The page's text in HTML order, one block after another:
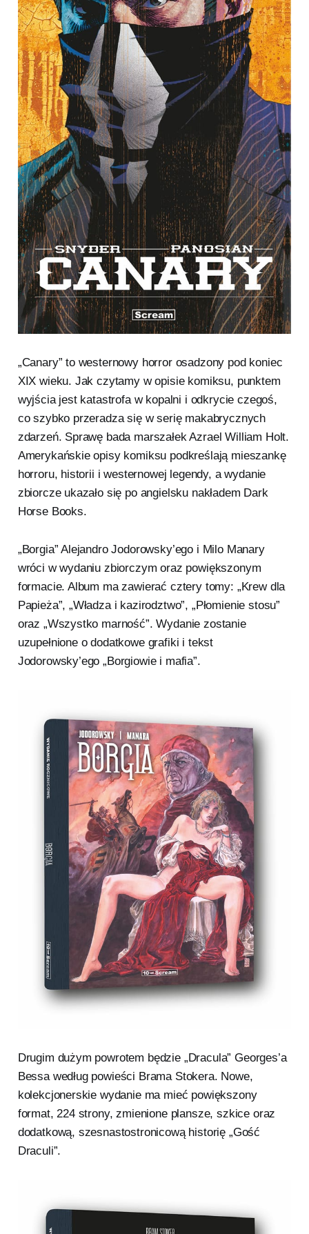
„Canary” to westernowy horror osadzony pod koniec
XIX wieku. Jak czytamy w opisie komiksu, punktem
wyjścia jest katastrofa w kopalni i odkrycie czegoś,
co szybko przeradza się w serię makabrycznych
zdarzeń. Sprawę bada marszałek Azrael William Holt.
Amerykańskie opisy komiksu podkreślają mieszankę
horroru, historii i westernowej legendy, a wydanie
zbiorcze ukazało się po angielsku nakładem Dark
Horse Books.
„Borgia” Alejandro Jodorowsky’ego i Milo Manary
wróci w wydaniu zbiorczym oraz powiększonym
formacie. Album ma zawierać cztery tomy: „Krew dla
Papieża”, „Władza i kazirodztwo”, „Płomienie stosu”
oraz „Wszystko marność”. Wydanie zostanie
uzupełnione o dodatkowe grafiki i tekst
Jodorowsky’ego „Borgiowie i mafia”.
Drugim dużym powrotem będzie „Dracula” Georges’a
Bessa według powieści Brama Stokera. Nowe,
kolekcjonerskie wydanie ma mieć powiększony
format, 224 strony, zmienione plansze, szkice oraz
dodatkową, szesnastostronicową historię „Gość
Draculi”.